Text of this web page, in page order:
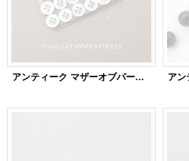
アンティーク マザーオブパール製 ドール用 極小 ボタン 7mm 16ピース シェルボタン